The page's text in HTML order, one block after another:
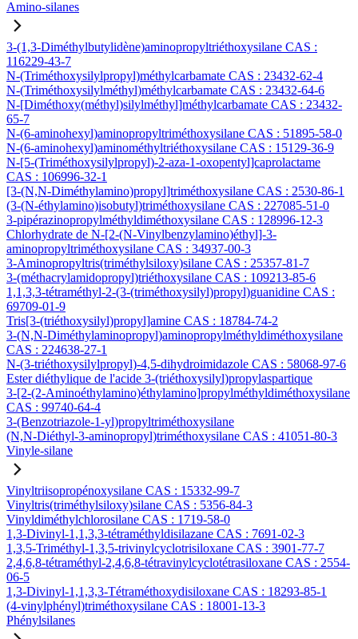
Amino-silanes
3-(1,3-Diméthylbutylidène)aminopropyltriéthoxysilane CAS :
116229-43-7
N-(Triméthoxysilylpropyl)méthylcarbamate CAS : 23432-62-4
N-(Triméthoxysilylméthyl)méthylcarbamate CAS : 23432-64-6
N-[Diméthoxy(méthyl)silylméthyl]méthylcarbamate CAS : 23432-
65-7
N-(6-aminohexyl)aminopropyltriméthoxysilane CAS : 51895-58-0
N-(6-aminohexyl)aminométhyltriéthoxysilane CAS : 15129-36-9
N-[5-(Triméthoxysilylpropyl)-2-aza-1-oxopentyl]caprolactame
CAS : 106996-32-1
[3-(N,N-Diméthylamino)propyl]triméthoxysilane CAS : 2530-86-1
(3-(N-éthylamino)isobutyl)triméthoxysilane CAS : 227085-51-0
3-pipérazinopropylméthyldiméthoxysilane CAS : 128996-12-3
Chlorhydrate de N-[2-(N-Vinylbenzylamino)éthyl]-3-
aminopropyltriméthoxysilane CAS : 34937-00-3
3-Aminopropyltris(triméthylsiloxy)silane CAS : 25357-81-7
3-(méthacrylamidopropyl)triéthoxysilane CAS : 109213-85-6
1,1,3,3-tétraméthyl-2-(3-(triméthoxysilyl)propyl)guanidine CAS :
69709-01-9
Tris[3-(triéthoxysilyl)propyl]amine CAS : 18784-74-2
3-(N,N-Diméthylaminopropyl)aminopropylméthyldiméthoxysilane
CAS : 224638-27-1
N-(3-triéthoxysilylpropyl)-4,5-dihydroimidazole CAS : 58068-97-6
Ester diéthylique de l'acide 3-(triéthoxysilyl)propylaspartique
3-[2-(2-Aminoéthylamino)éthylamino]propylméthyldiméthoxysilane
CAS : 99740-64-4
3-(Benzotriazole-1-yl)propyltriméthoxysilane
(N,N-Diéthyl-3-aminopropyl)triméthoxysilane CAS : 41051-80-3
Vinyle-silane
Vinyltriisopropénoxysilane CAS : 15332-99-7
Vinyltris(triméthylsiloxy)silane CAS : 5356-84-3
Vinyldiméthylchlorosilane CAS : 1719-58-0
1,3-Divinyl-1,1,3,3-tétraméthyldisilazane CAS : 7691-02-3
1,3,5-Triméthyl-1,3,5-trivinylcyclotrisiloxane CAS : 3901-77-7
2,4,6,8-tétraméthyl-2,4,6,8-tétravinylcyclotétrasiloxane CAS : 2554-
06-5
1,3-Divinyl-1,1,3,3-Tétraméthoxydisiloxane CAS : 18293-85-1
(4-vinylphényl)triméthoxysilane CAS : 18001-13-3
Phénylsilanes